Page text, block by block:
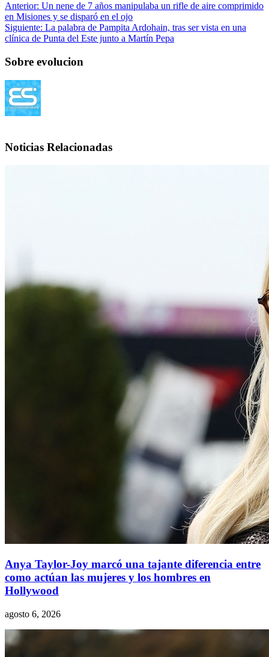
Anterior: Un nene de 7 años manipulaba un rifle de aire comprimido
en Misiones y se disparó en el ojo
Siguiente: La palabra de Pampita Ardohain, tras ser vista en una
clínica de Punta del Este junto a Martín Pepa
Sobre evolucion
Noticias Relacionadas
Anya Taylor-Joy marcó una tajante diferencia entre
como actúan las mujeres y los hombres en
Hollywood
agosto 6, 2026